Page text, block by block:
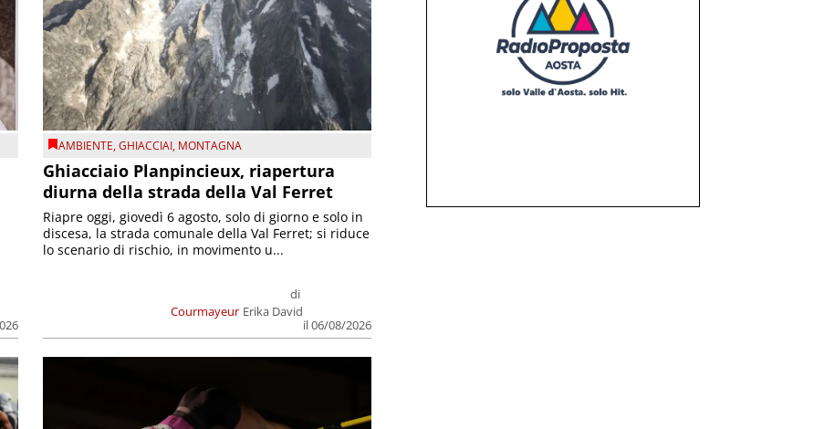
AMBIENTE,GHIACCIAI, MONTAGNA
Ghiacciaio Planpincieux, riapertura
diurna della strada della Val Ferret
Courmayeur
di
Erika David
il 06/08/2026
Riapre oggi, giovedì 6 agosto, solo di giorno e solo in
discesa, la strada comunale della Val Ferret; si riduce
lo scenario di rischio, in movimento u...